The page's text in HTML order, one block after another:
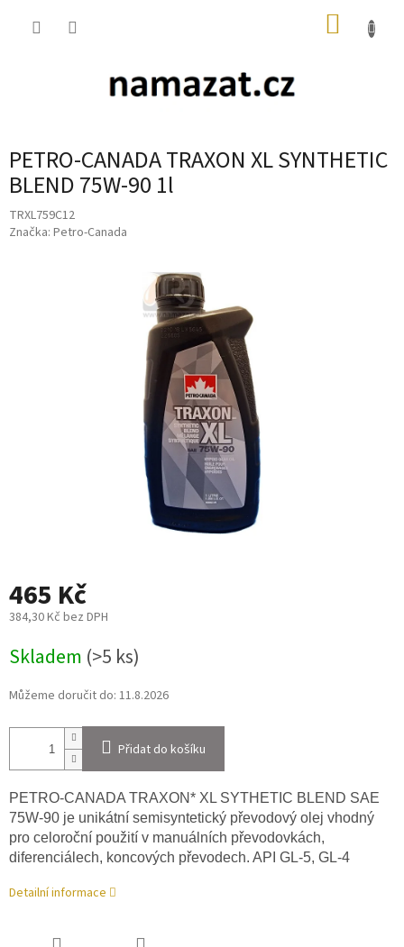
PETRO-CANADA TRAXON XL SYNTHETIC
BLEND 75W-90 1l
TRXL759C12
Značka: Petro-Canada
465 Kč
384,30 Kč bez DPH
cena:
Skladem (>5 ks)
Můžeme doručit do: 11.8.2026
Přidat do košíku
PETRO-CANADA TRAXON* XL SYTHETIC BLEND SAE
75W-90 je unikátní semisyntetický převodový olej vhodný
pro celoroční použití v manuálních převodovkách,
diferenciálech, koncových převodech. API GL-5, GL-4
Detailní informace